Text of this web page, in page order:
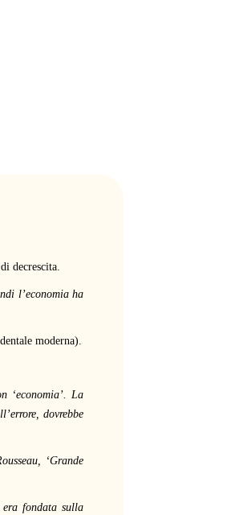
decrescita.
l’economia ha
moderna).
‘economia’. La
dovrebbe
‘Grande
era fondata sulla